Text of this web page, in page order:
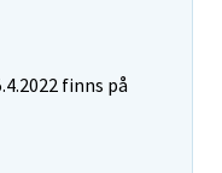
finns på